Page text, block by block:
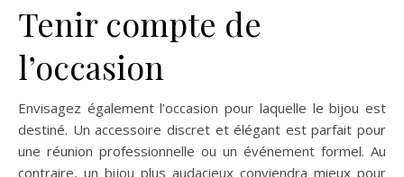
Tenir compte de
l’occasion
Envisagez également l’occasion pour laquelle le bijou est
destiné. Un accessoire discret et élégant est parfait pour
une réunion professionnelle ou un événement formel. Au
contraire, un bijou plus audacieux conviendra mieux pour